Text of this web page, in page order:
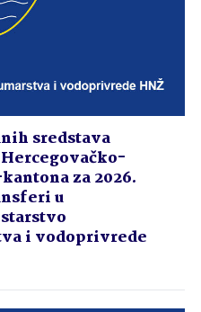
sredstava
za 2026.
u
i vodoprivrede